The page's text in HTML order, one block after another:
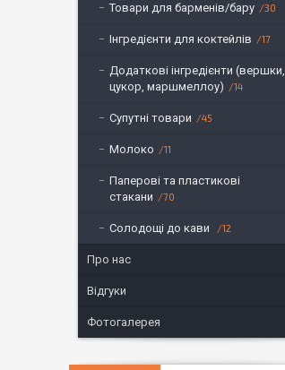
Товари для барменів/бару 30
Інгредієнти для коктейлів 17
Додаткові інгредієнти (вершки,
цукор, маршмеллоу)
14
Супутні товари 45
Молоко 11
Паперові та пластикові
стакани
70
Солодощі до кави 12
Про нас
Відгуки
Фотогалерея